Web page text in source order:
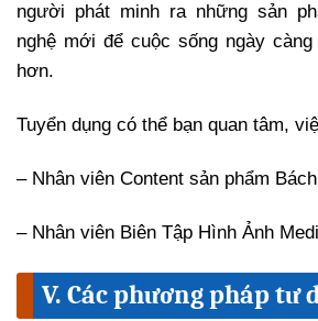
người phát minh ra những sản
nghệ mới để cuộc sống ngày
hơn.
Tuyển dụng có thể bạn quan tâm,
– Nhân viên Content sản phẩm
– Nhân viên Biên Tập Hình Ảnh
V. Các phương pháp tư